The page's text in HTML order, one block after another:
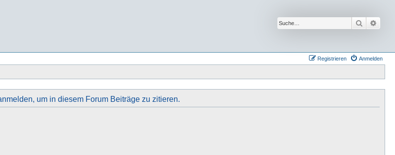
Suche
Anmelden
Registrieren
um in diesem Forum Beiträge zu zitieren.